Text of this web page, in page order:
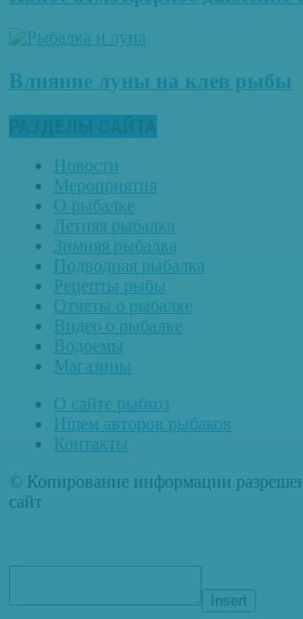
Влияние луны на клев рыбы
РАЗДЕЛЫ САЙТА
Новости
Мероприятия
О рыбалке
Летняя рыбалка
Зимняя рыбалка
Подводная рыбалка
Рецепты рыбы
Отчеты о рыбалке
Видео о рыбалке
Водоемы
Магазины
О сайте рыбхоз
Ищем авторов рыбаков
Контакты
© Копирование информации
сайт
Insert